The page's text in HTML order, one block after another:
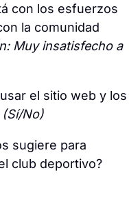
con los esfuerzos
la comunidad
Muy insatisfecho a
el sitio web y los
(Sí/No)
sugiere para
club deportivo?